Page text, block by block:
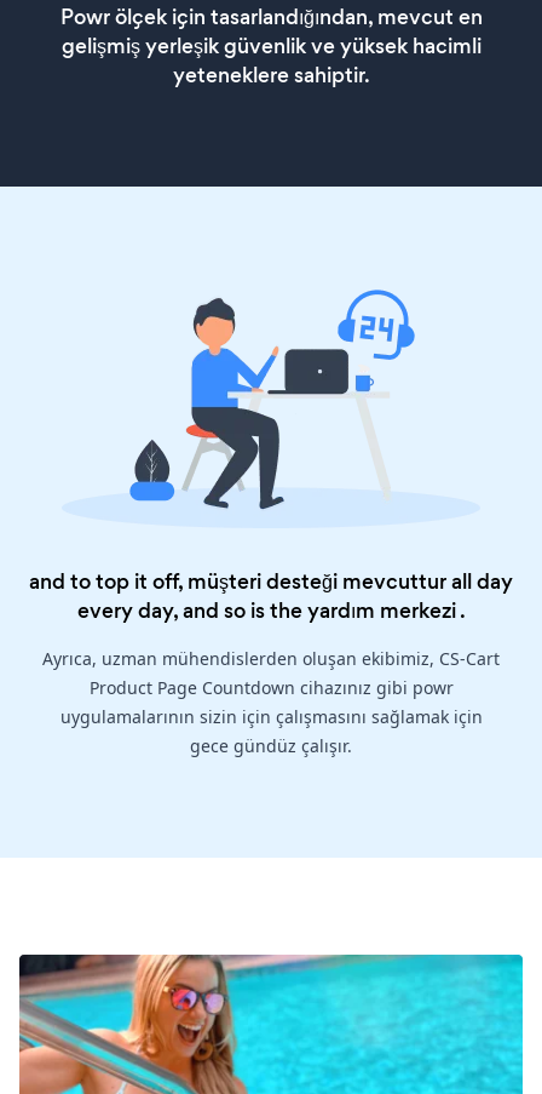
Powr ölçek için tasarlandığından, mevcut en
gelişmiş yerleşik güvenlik ve yüksek hacimli
yeteneklere sahiptir.
and to top it off, müşteri desteği mevcuttur all day
every day, and so is theyardım merkezi.
Ayrıca, uzman mühendislerden oluşan ekibimiz, CS-Cart
Product Page Countdown cihazınız gibi powr
uygulamalarının sizin için çalışmasını sağlamak için
gece gündüz çalışır.